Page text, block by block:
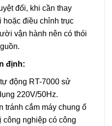
đối, khi cần thay
hoặc điều chỉnh trục
vận hành nên có thói
định:
động RT-7000 sử
220V/50Hz.
tránh cắm máy chung ổ
công nghiệp có công